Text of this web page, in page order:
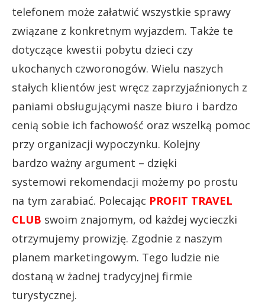
telefonem może załatwić wszystkie sprawy
związane z konkretnym wyjazdem. Także te
dotyczące kwestii pobytu dzieci czy
ukochanych czworonogów. Wielu naszych
stałych klientów jest wręcz zaprzyjaźnionych z
paniami obsługującymi nasze biuro i bardzo
cenią sobie ich fachowość oraz wszelką pomoc
przy organizacji wypoczynku. Kolejny
bardzo ważny argument – dzięki
systemowi rekomendacji możemy po prostu
na tym zarabiać. Polecając PROFIT TRAVEL
CLUB swoim znajomym, od każdej wycieczki
otrzymujemy prowizję. Zgodnie z naszym
planem marketingowym. Tego ludzie nie
dostaną w żadnej tradycyjnej firmie
turystycznej.